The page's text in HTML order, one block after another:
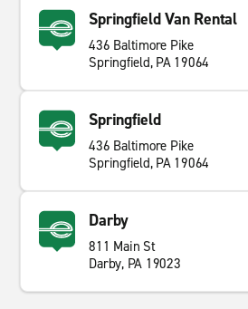
Springfield Van Rental
436 Baltimore Pike
Springfield, PA 19064
Springfield
436 Baltimore Pike
Springfield, PA 19064
Darby
811 Main St
Darby, PA 19023